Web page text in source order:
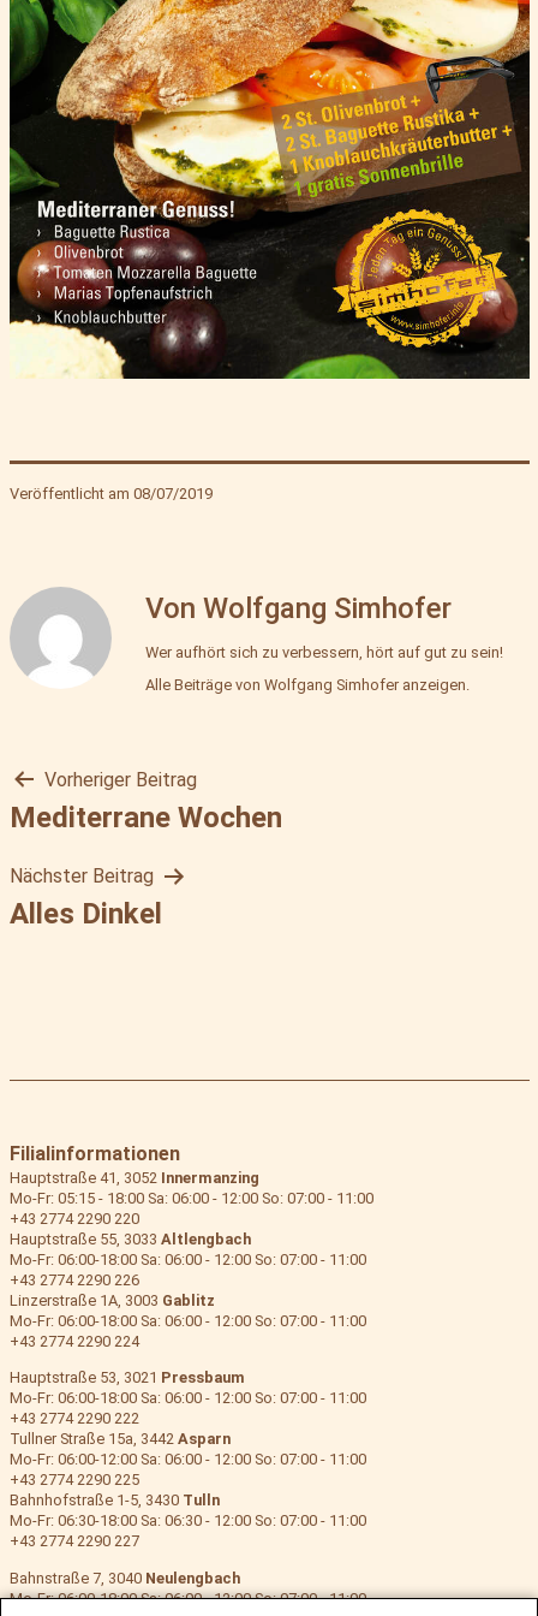
Veröffentlicht am 08/07/2019
Von Wolfgang Simhofer
Wer aufhört sich zu verbessern, hört auf gut zu sein!
Alle Beiträge von Wolfgang Simhofer anzeigen.
Beitragsnavigation
Vorheriger Beitrag
Mediterrane Wochen
Nächster Beitrag
Alles Dinkel
Filialinformationen
Hauptstraße 41, 3052 Innermanzing
Mo-Fr: 05:15 - 18:00 Sa: 06:00 - 12:00 So: 07:00 - 11:00
+43 2774 2290 220
Hauptstraße 55, 3033 Altlengbach
Mo-Fr: 06:00-18:00 Sa: 06:00 - 12:00 So: 07:00 - 11:00
+43 2774 2290 226
Linzerstraße 1A, 3003 Gablitz
Mo-Fr: 06:00-18:00 Sa: 06:00 - 12:00 So: 07:00 - 11:00
+43 2774 2290 224
Hauptstraße 53, 3021 Pressbaum
Mo-Fr: 06:00-18:00 Sa: 06:00 - 12:00 So: 07:00 - 11:00
+43 2774 2290 222
Tullner Straße 15a, 3442 Asparn
Mo-Fr: 06:00-12:00 Sa: 06:00 - 12:00 So: 07:00 - 11:00
+43 2774 2290 225
Bahnhofstraße 1-5, 3430 Tulln
Mo-Fr: 06:30-18:00 Sa: 06:30 - 12:00 So: 07:00 - 11:00
+43 2774 2290 227
Bahnstraße 7, 3040 Neulengbach
Mo-Fr: 06:00-18:00 Sa: 06:00 - 12:00 So: 07:00 - 11:00